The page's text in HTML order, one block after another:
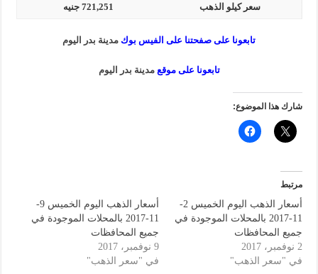
سعر كيلو الذهب 721,251 جنيه
تابعونا على صفحتنا على الفيس بوك مدينة بدر اليوم
تابعونا على موقع مدينة بدر اليوم
شارك هذا الموضوع:
مرتبط
أسعار الذهب اليوم الخميس 2-
11-2017 بالمحلات الموجودة في
جميع المحافظات
2 نوفمبر، 2017
في "سعر الذهب"
أسعار الذهب اليوم الخميس 9-
11-2017 بالمحلات الموجودة في
جميع المحافظات
9 نوفمبر، 2017
في "سعر الذهب"